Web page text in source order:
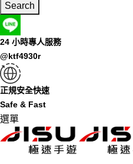
Search
24 小時專人服務
@ktf4930r
正規安全快速
Safe & Fast
選單